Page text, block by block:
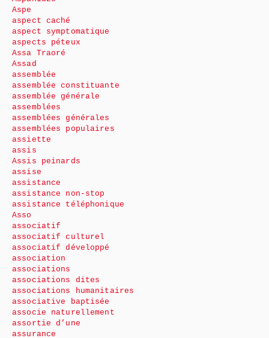
Aspe
aspect caché
aspect symptomatique
aspects péteux
Assa Traoré
Assad
assemblée
assemblée constituante
assemblée générale
assemblées
assemblées générales
assemblées populaires
assiette
assis
Assis peinards
assise
assistance
assistance non-stop
assistance téléphonique
Asso
associatif
associatif culturel
associatif développé
association
associations
associations dites
associations humanitaires
associative baptisée
associe naturellement
assortie d’une
assurance